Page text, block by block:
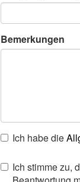
Bemerkungen
Ich habe die
Ich stimme zu,